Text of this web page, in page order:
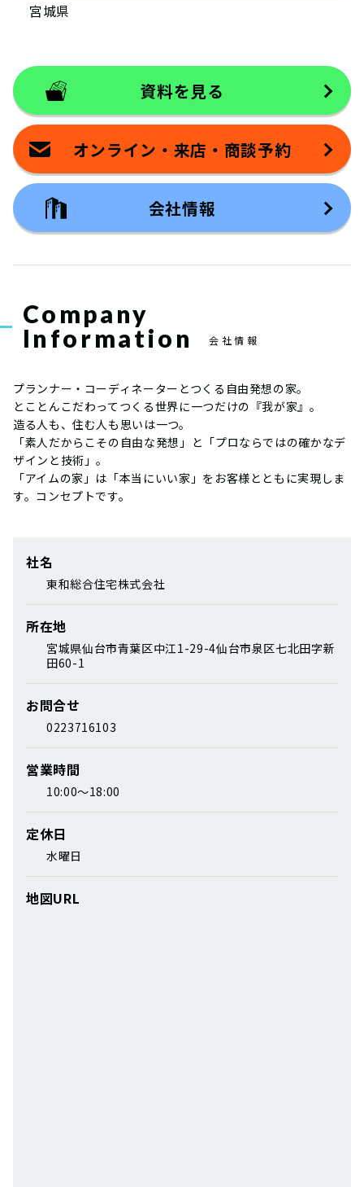
宮城県
資料を見る
オンライン・来店・商談予約
会社情報
Company
Information
会社情報
プランナー・コーディネーターとつくる自由発想の家。
とことんこだわってつくる世界に一つだけの『我が家』。
造る人も、住む人も思いは一つ。
「素人だからこその自由な発想」と「プロならではの確かなデ
ザインと技術」。
「アイムの家」は「本当にいい家」をお客様とともに実現しま
す。コンセプトです。
社名
東和総合住宅株式会社
所在地
宮城県仙台市青葉区中江1-29-4仙台市泉区七北田字新
田60-1
お問合せ
0223716103
営業時間
10:00～18:00
定休日
水曜日
地図URL